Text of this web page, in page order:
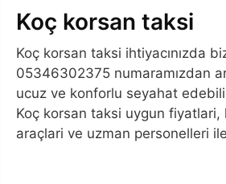
Koç korsan taksi
Koç korsan taksi ihtiyacınızda
05346302375 numaramızdan
ucuz ve konforlu seyahat
Koç korsan taksi uygun fiyatlari,
araçlari ve uzman personelleri